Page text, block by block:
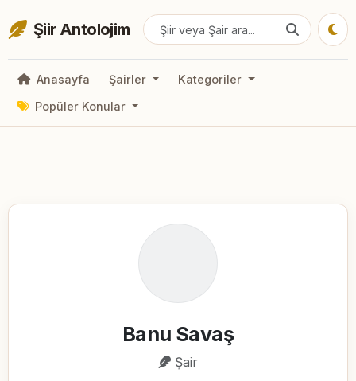
Şiir Antolojim
Anasayfa Şairler
Kategoriler
Popüler Konular
Banu Savaş
Şair